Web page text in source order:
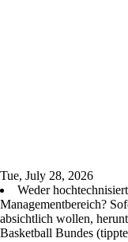
Tue, July 28, 2026
Weder
Managementbereich?
absichtlich wollen,
Basketball Bundes